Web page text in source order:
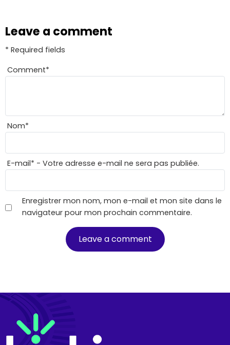
Leave a comment
* Required fields
Comment*
Nom*
E-mail* - Votre adresse e-mail ne sera pas publiée.
Enregistrer mon nom, mon e-mail et mon site dans le
navigateur pour mon prochain commentaire.